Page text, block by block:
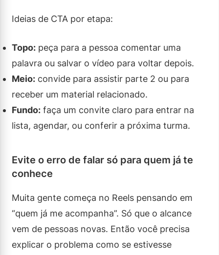
Ideias de CTA por etapa:
Topo: peça para a pessoa comentar uma
palavra ou salvar o vídeo para voltar depois.
Meio: convide para assistir parte 2 ou para
receber um material relacionado.
Fundo: faça um convite claro para entrar na
lista, agendar, ou conferir a próxima turma.
Evite o erro de falar só para quem já te
conhece
Muita gente começa no Reels pensando em
“quem já me acompanha”. Só que o alcance
vem de pessoas novas. Então você precisa
explicar o problema como se estivesse